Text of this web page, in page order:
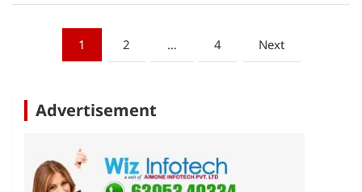
pagination
1 2 … 4 Next
Advertisement